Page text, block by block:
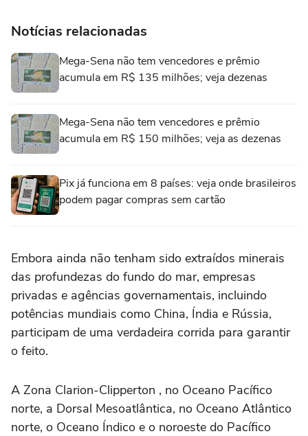
Notícias relacionadas
Mega-Sena não tem vencedores e prêmio
acumula em R$ 135 milhões; veja dezenas
Mega-Sena não tem vencedores e prêmio
acumula em R$ 150 milhões; veja as dezenas
Pix já funciona em 8 países: veja onde brasileiros
podem pagar compras sem cartão
Embora ainda não tenham sido extraídos minerais
das profundezas do fundo do mar, empresas
privadas e agências governamentais, incluindo
potências mundiais como China, Índia e Rússia,
participam de uma verdadeira corrida para garantir
o feito.
A Zona Clarion-Clipperton , no Oceano Pacífico
norte, a Dorsal Mesoatlântica, no Oceano Atlântico
norte, o Oceano Índico e o noroeste do Pacífico